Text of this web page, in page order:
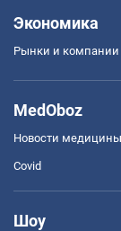
Экономика
Рынки и компании
MedOboz
Новости медицины
Covid
Шоу